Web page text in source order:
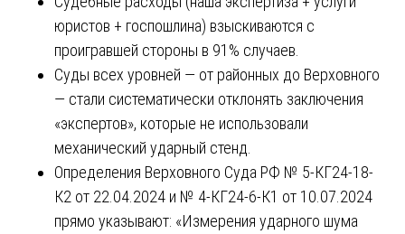
юристов + госпошлина) взыскиваются с
проигравшей стороны в 91% случаев.
Суды всех уровней — от районных до Верховного
— стали систематически отклонять заключения
«экспертов», которые не использовали
механический ударный стенд.
Определения Верховного Суда РФ № 5-КГ24-18-
К2 от 22.04.2024 и № 4-КГ24-6-К1 от 10.07.2024
прямо указывают: «Измерения ударного шума